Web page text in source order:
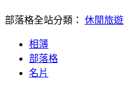
部落格全站分類： 休閒旅遊
相簿
部落格
名片